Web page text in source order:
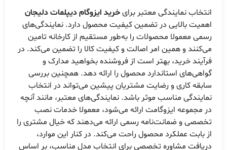
انتخاب نمایندگی معتبر برایخرید ایزوگام دیپلمات دلیجان
اهمیت بالایی در تضمین کیفیت محصول دارد. نمایندگی‌های
رسمی معمولا محصولات را به‌طور مستقیم از کارخانه تامین
می‌کنند و همین امر اصالت و کیفیت کالا را تضمین می‌کند. در
فرآیند خرید، بهتر است از فروشنده بخواهید مدارک و
گواهی‌های استاندارد محصول را ارائه دهد. همچنین بررسی
سابقه کاری و رضایت مشتریان پیشین می‌تواند در انتخاب
نمایندگی مناسب موثر باشد. نمایندگی‌های معتبر، مانند آنچه
در مجموعه ایزوگامت ارائه می‌شود، معمولا خدمات نصب
تخصصی و ضمانت‌نامه رسمی ارائه می‌دهند که خیال مشتری را
از بابت عملکرد محصول راحت می‌کند. در کنار این موارد،
دریافت مشاوره تخصصی برای انتخاب مدل مناسب، بر اساس